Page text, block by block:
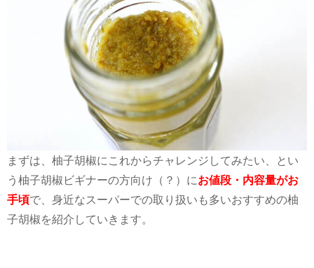
まずは、柚子胡椒にこれからチャレンジしてみたい、とい
う柚子胡椒ビギナーの方向け（？）にお値段・内容量がお
手頃で、身近なスーパーでの取り扱いも多いおすすめの柚
子胡椒を紹介していきます。